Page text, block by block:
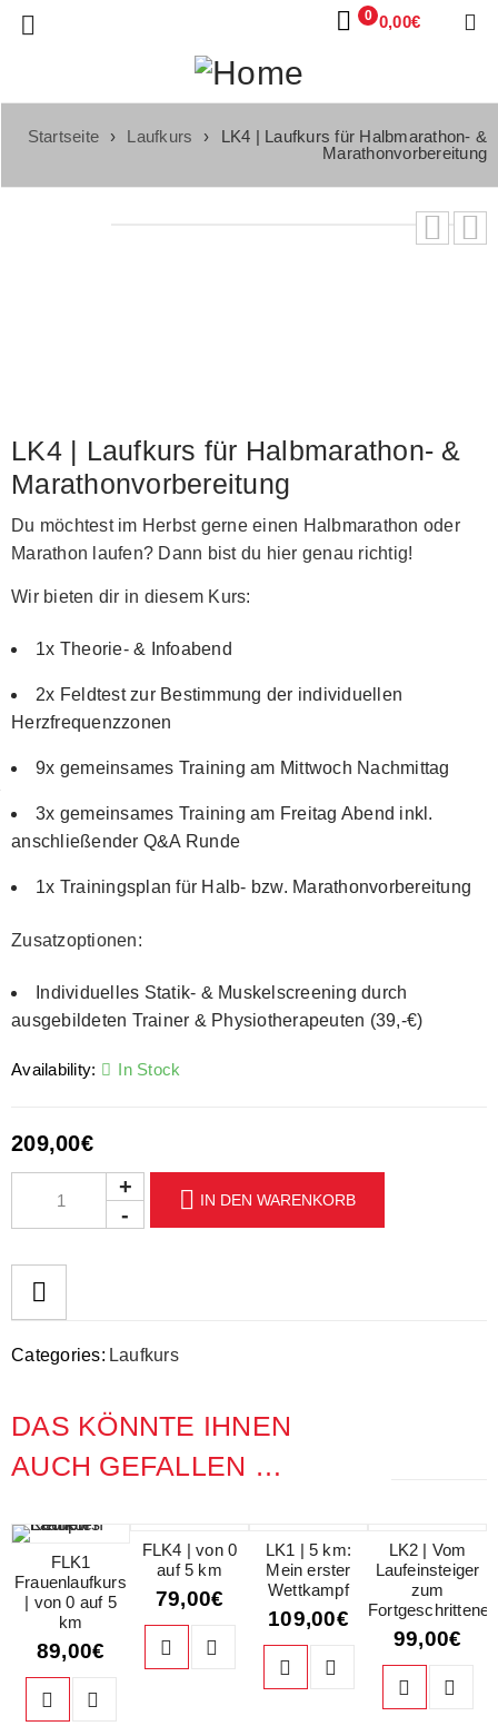
0 0,00€
Startseite › Laufkurs ›
LK4 | Laufkurs für Halbmarathon- &
Marathonvorbereitung
LK4 | Laufkurs für Halbmarathon- &
Marathonvorbereitung
Du möchtest im Herbst gerne einen Halbmarathon oder
Marathon laufen? Dann bist du hier genau richtig!
Wir bieten dir in diesem Kurs:
1x Theorie- & Infoabend
2x Feldtest zur Bestimmung der individuellen
Herzfrequenzzonen
9x gemeinsames Training am Mittwoch Nachmittag
3x gemeinsames Training am Freitag Abend inkl.
anschließender Q&A Runde
1x Trainingsplan für Halb- bzw. Marathonvorbereitung
Zusatzoptionen:
Individuelles Statik- & Muskelscreening durch
ausgebildeten Trainer & Physiotherapeuten (39,-€)
Availability: In Stock
209,00€
IN DEN WARENKORB
Categories: Laufkurs
DAS KÖNNTE IHNEN
AUCH GEFALLEN …
FLK1
Frauenlaufkurs
| von 0 auf 5
km
89,00€
FLK4 | von 0
auf 5 km
79,00€
LK1 | 5 km:
Mein erster
Wettkampf
109,00€
LK2 | Vom
Laufeinsteiger
zum
Fortgeschrittenen
99,00€